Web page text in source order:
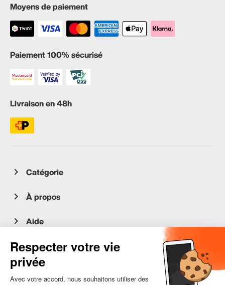
Moyens de paiement
Paiement 100% sécurisé
Livraison en 48h
Catégorie
À propos
Aide
Service client
occasion.migros.mobile@recommerce.com